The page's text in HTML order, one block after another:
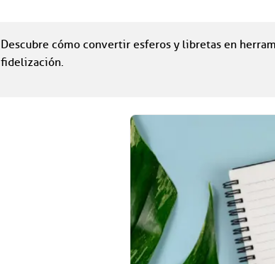
Descubre cómo convertir esferos y libretas en
fidelización.